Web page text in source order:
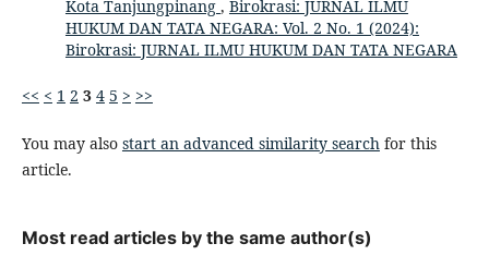
Kota Tanjungpinang , Birokrasi: JURNAL ILMU
HUKUM DAN TATA NEGARA: Vol. 2 No. 1 (2024):
Birokrasi: JURNAL ILMU HUKUM DAN TATA NEGARA
<< < 1 2 3 4 5 > >>
You may also start an advanced similarity searchfor this
article.
Most read articles by the same author(s)